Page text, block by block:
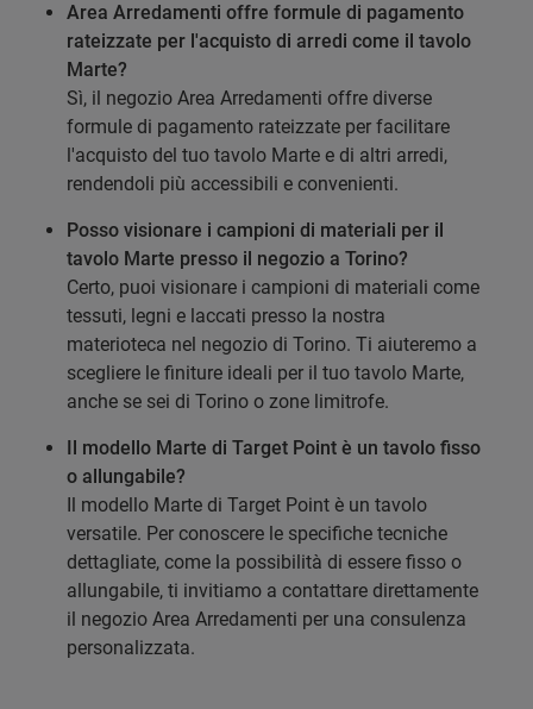
Area Arredamenti offre formule di pagamento
rateizzate per l'acquisto di arredi come il tavolo
Marte?
Sì, il negozio Area Arredamenti offre diverse
formule di pagamento rateizzate per facilitare
l'acquisto del tuo tavolo Marte e di altri arredi,
rendendoli più accessibili e convenienti.
Posso visionare i campioni di materiali per il
tavolo Marte presso il negozio a Torino?
Certo, puoi visionare i campioni di materiali come
tessuti, legni e laccati presso la nostra
materioteca nel negozio di Torino. Ti aiuteremo a
scegliere le finiture ideali per il tuo tavolo Marte,
anche se sei di Torino o zone limitrofe.
Il modello Marte di Target Point è un tavolo fisso
o allungabile?
Il modello Marte di Target Point è un tavolo
versatile. Per conoscere le specifiche tecniche
dettagliate, come la possibilità di essere fisso o
allungabile, ti invitiamo a contattare direttamente
il negozio Area Arredamenti per una consulenza
personalizzata.